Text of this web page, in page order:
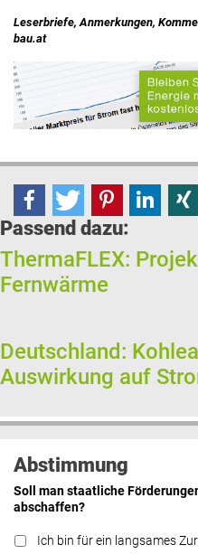
Leserbriefe, Anmerkungen,
bau.at
Passend dazu:
ThermaFLEX:
Fernwärme
Deutschland:
Auswirkung auf
Abstimmung
Soll man staatliche
abschaffen?
Ich bin für ein langsames